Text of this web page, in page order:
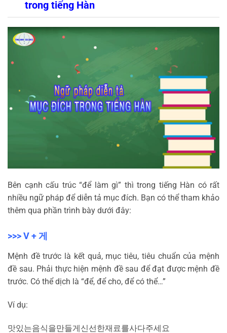
trong tiếng Hàn
Bên cạnh cấu trúc “để làm gì” thì trong tiếng Hàn có rất
nhiều ngữ pháp để diễn tả mục đích. Bạn có thể tham khảo
thêm qua phần trình bày dưới đây:
>>> V +게
Mệnh đề trước là kết quả, mục tiêu, tiêu chuẩn của mệnh
đề sau. Phải thực hiện mệnh đề sau để đạt được mệnh đề
trước. Có thể dịch là “để, để cho, để có thể…”
Ví dụ:
맛있는음식을만들게신선한재료를사다주세요